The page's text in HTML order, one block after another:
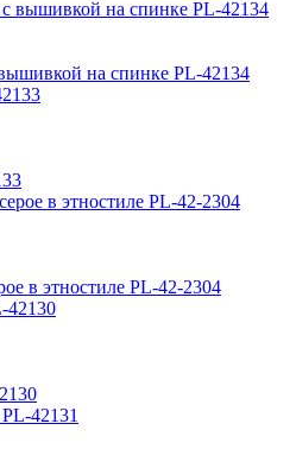
на спинке PL-42134
в этностиле PL-42-2304